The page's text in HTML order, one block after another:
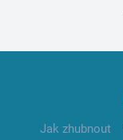
Jak zhubnout